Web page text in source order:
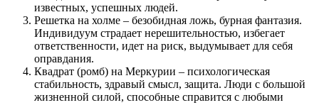
известных, успешных людей.
Решетка на холме – безобидная ложь, бурная фантазия.
Индивидуум страдает нерешительностью, избегает
ответственности, идет на риск, выдумывает для себя
оправдания.
Квадрат (ромб) на Меркурии – психологическая
стабильность, здравый смысл, защита. Люди с большой
жизненной силой, способные справится с любыми